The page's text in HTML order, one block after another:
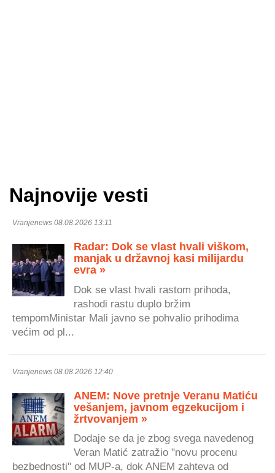
Najnovije vesti
Vranjenews 08.08.2026 13:11
Radar: Dok se vlast hvali viškom,
manjak u državnoj kasi milijardu
evra »
Dok se vlast hvali rastom prihoda,
rashodi rastu duplo bržim
tempomMinistar Mali javno se pohvalio prihodima
većim od pl...
Vranjenews 08.08.2026 12:40
ANEM: Nove pretnje Veranu Matiću
vešanjem, javnom egzekucijom i
žrtvovanjem »
Dodaje se da je zbog svega navedenog
Veran Matić zatražio "novu procenu
bezbednosti" od MUP-a, dok ANEM zahteva od